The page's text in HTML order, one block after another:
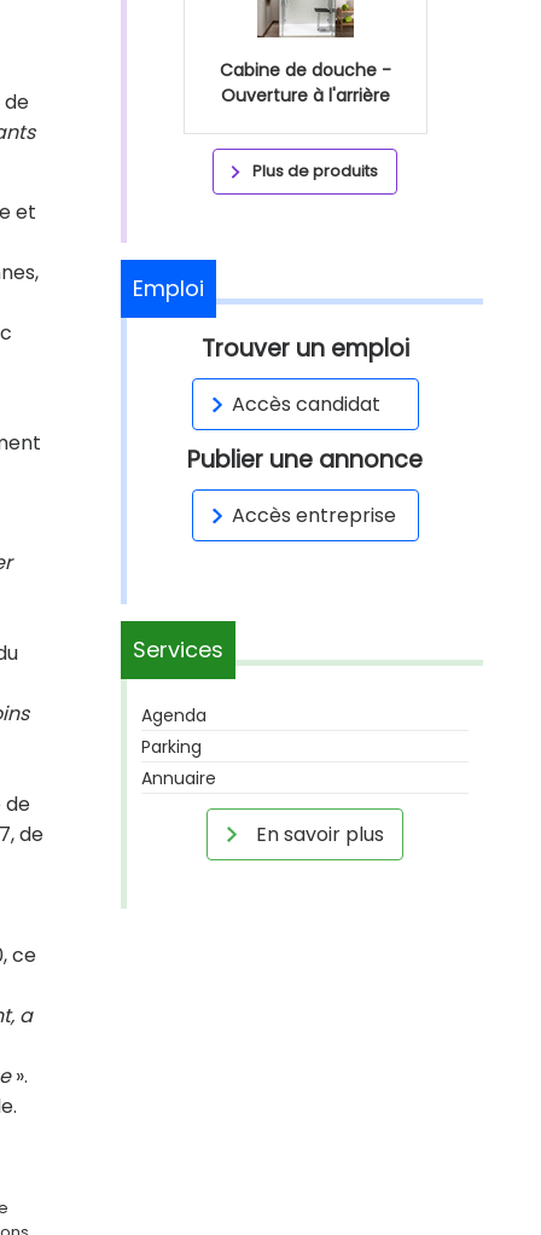
de
et
de
de
ce
a
».
Cabine de douche -
Ouverture à l'arrière
Plus de produits
Emploi
Trouver un emploi
Accès candidat
Publier une annonce
Accès entreprise
Services
Agenda
Parking
Annuaire
En savoir plus